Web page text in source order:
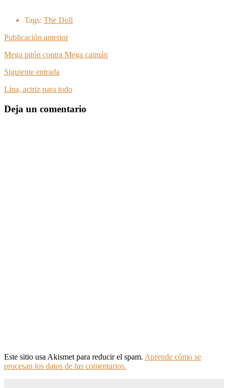
Tags: The Doll
Publicación anterior
Mega pitón contra Mega caimán
Siguiente entrada
Lina, actriz para todo
Deja un comentario
Este sitio usa Akismet para reducir el spam. Aprende cómo se
procesan los datos de tus comentarios.